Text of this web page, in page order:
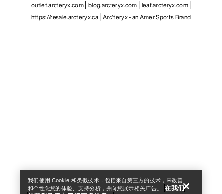
outlet.arcteryx.com blog.arcteryx.com leaf.arcteryx.com
https://resale.arcteryx.ca Arc'teryx - an Amer Sports Brand
我们使用 Cookie 和类似技术，包括来自第三方的技术，来改善
和个性化您的体验、支持分析，并向您展示相关广告。
在我们